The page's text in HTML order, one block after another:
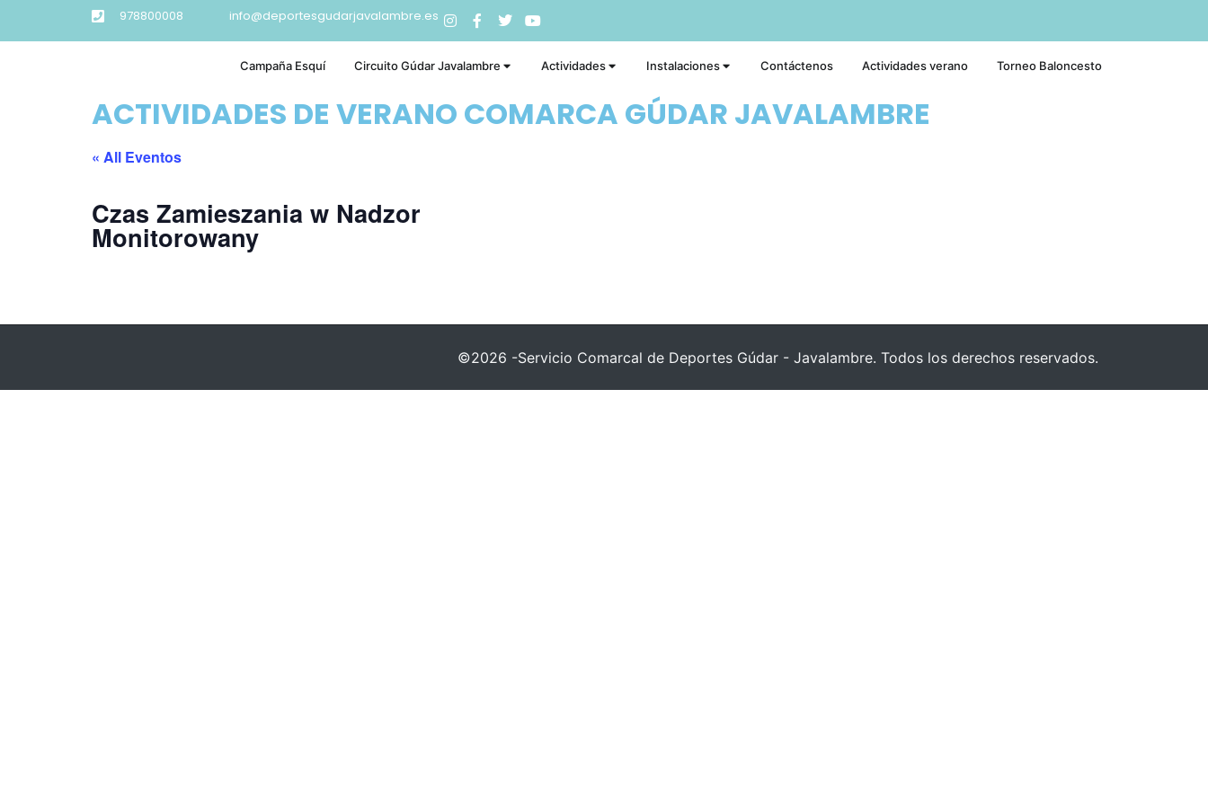
978800008 info@deportesgudarjavalambre.es
Campaña Esquí Circuito Gúdar Javalambre Actividades Instalaciones Contáctenos Actividades verano Torneo Baloncesto
ACTIVIDADES DE VERANO COMARCA GÚDAR JAVALAMBRE
« All Eventos
Czas Zamieszania w Nadzor
Monitorowany
©2026 -Servicio Comarcal de Deportes Gúdar - Javalambre. Todos los derechos reservados.